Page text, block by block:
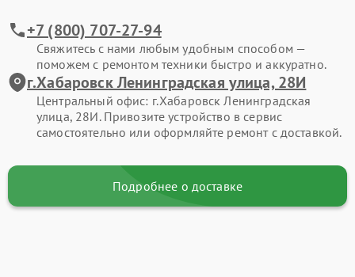
+7 (800) 707-27-94
Свяжитесь с нами любым удобным способом —
поможем с ремонтом техники быстро и аккуратно.
г.Хабаровск Ленинградская улица, 28И
Центральный офис: г.Хабаровск Ленинградская
улица, 28И. Привозите устройство в сервис
самостоятельно или оформляйте ремонт с доставкой.
Подробнее о доставке